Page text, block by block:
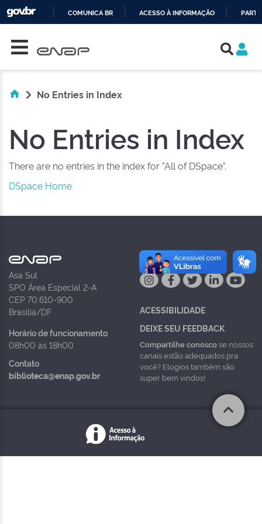
COMUNICA BR ACESSO À INFORMAÇÃO
No Entries in Index
No Entries in Index
There are no entries in the index for "All of DSpace".
DSpace Home
Asa Sul
SPO Área Especial 2-A
CEP 70.610-900
Brasília/DF
Horário de funcionamento
08h00 às 18h00
Contato
biblioteca@enap.gov.br
NAS REDES
ACESSIBILIDADE
DEIXE SEU FEEDBACK
Compartilhe conoscose nossos
canais estão adequados pra
você? Elogios também são
super bem vindos!